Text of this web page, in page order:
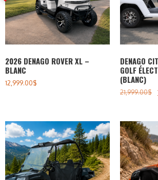
2026 DENAGO ROVER XL –
BLANC
12,999.00$
DENAGO
GOLF
(BLANC)
21,999.00$